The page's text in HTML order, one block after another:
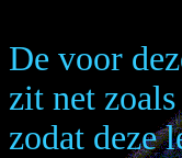
De voor
zit net
zodat deze